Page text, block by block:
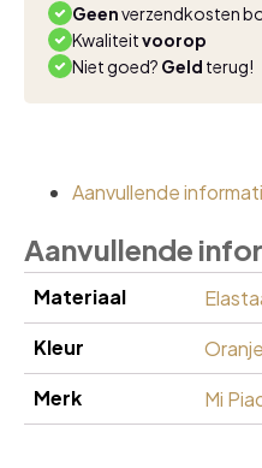
Geenverzendkosten
Kwaliteitvoorop
Niet goed? Geld terug!
Aanvullende
Aanvullende
Materiaal
Kleur
Oranje
Merk
Mi